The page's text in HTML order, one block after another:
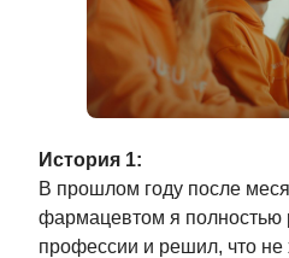
История 1:
В прошлом году после
фармацевтом я полностью
профессии и решил, что не